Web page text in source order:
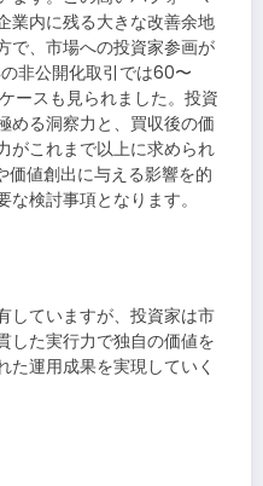
業内に残る大きな改善余地
で、市場への投資家参画が
非公開化取引では60〜
ースも見られました。投資
める洞察力と、買収後の価
がこれまで以上に求められ
価値創出に与える影響を的
検討事項となります。
していますが、投資家は市
した実行力で独自の価値を
た運用成果を実現していく